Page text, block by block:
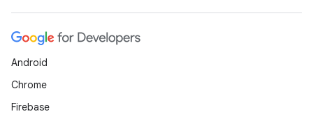
Android
Chrome
Firebase